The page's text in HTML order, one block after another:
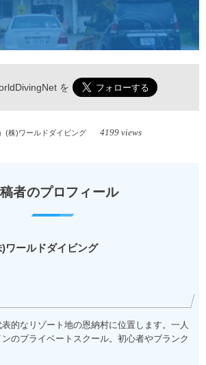
を
(株)ワールドダイビング 4199 views
者のプロフィール
)ワールドダイビング
的なリゾート地の恩納村に位置します。一人
のプライベートスクール。初心者やブランク